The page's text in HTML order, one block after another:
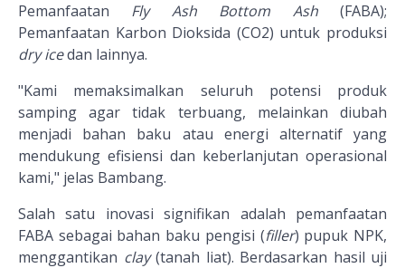
Pemanfaatan Fly Ash Bottom Ash(FABA);
Pemanfaatan Karbon Dioksida (CO2) untuk produksi
dry icedan lainnya.
"Kami memaksimalkan seluruh potensi produk
samping agar tidak terbuang, melainkan diubah
menjadi bahan baku atau energi alternatif yang
mendukung efisiensi dan keberlanjutan operasional
kami," jelas Bambang.
Salah satu inovasi signifikan adalah pemanfaatan
FABA sebagai bahan baku pengisi (filler) pupuk NPK,
menggantikan clay(tanah liat). Berdasarkan hasil uji